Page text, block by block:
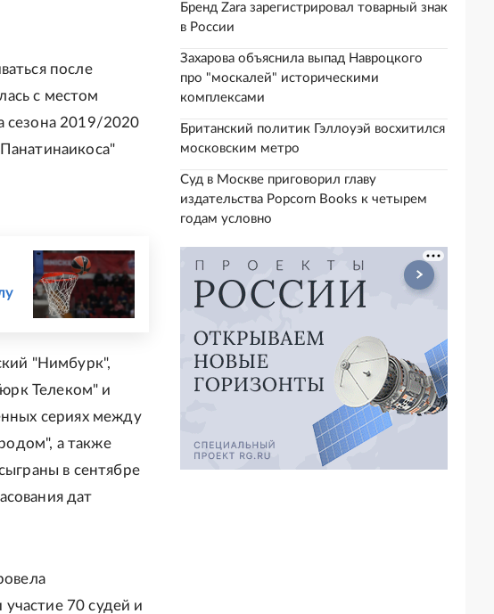
после
с местом
сезона 2019/2020
"Нимбурк",
Телеком" и
сериях между
а также
в сентябре
дат
70 судей и
Бренд Zara зарегистрировал товарный знак
в России
Захарова объяснила выпад Навроцкого
про "москалей" историческими
комплексами
Британский политик Гэллоуэй восхитился
московским метро
Суд в Москве приговорил главу
издательства Popcorn Books к четырем
годам условно